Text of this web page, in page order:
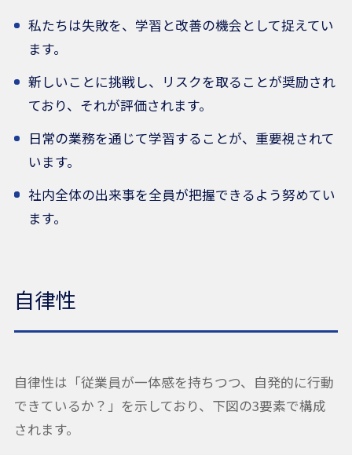
私たちは失敗を、学習と改善の機会として捉えてい
ます。
新しいことに挑戦し、リスクを取ることが奨励され
ており、それが評価されます。
日常の業務を通じて学習することが、重要視されて
います。
社内全体の出来事を全員が把握できるよう努めてい
ます。
自律性
自律性は「従業員が一体感を持ちつつ、自発的に行動
できているか？」を示しており、下図の3要素で構成
されます。